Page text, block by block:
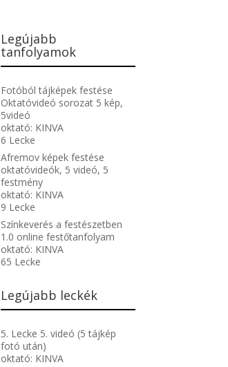
Legújabb
tanfolyamok
Fotóból tájképek festése
Oktatóvideó sorozat 5 kép,
5videó
oktató: KINVA
6 Lecke
Afremov képek festése
oktatóvideók, 5 videó, 5
festmény
oktató: KINVA
9 Lecke
Színkeverés a festészetben
1.0 online festőtanfolyam
oktató: KINVA
65 Lecke
Legújabb leckék
5. Lecke 5. videó (5 tájkép
fotó után)
oktató: KINVA